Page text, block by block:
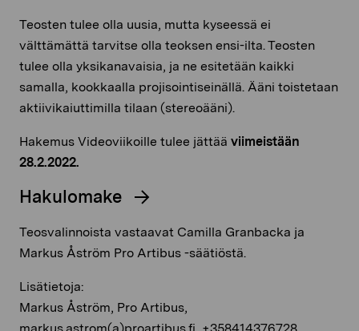
Teosten tulee olla uusia, mutta kyseessä ei
välttämättä tarvitse olla teoksen ensi-ilta. Teosten
tulee olla yksikanavaisia, ja ne esitetään kaikki
samalla, kookkaalla projisointiseinällä. Ääni toistetaan
aktiivikaiuttimilla tilaan (stereoääni).
Hakemus Videoviikoille tulee jättää viimeistään
28.2.2022.
Hakulomake
Teosvalinnoista vastaavat Camilla Granbacka ja
Markus Åström Pro Artibus -säätiöstä.
Lisätietoja:
Markus Åström, Pro Artibus,